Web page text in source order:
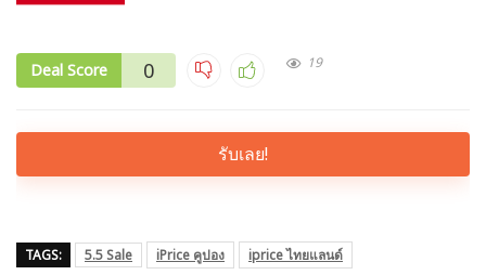
Deal Score 0 19
รับเลย!
TAGS: 5.5 Sale iPrice คูปอง
iprice ไทยแลนด์